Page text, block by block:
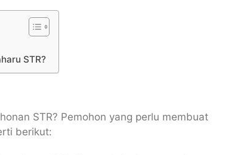
STR?
STR? Pemohon yang perlu membuat
berikut: